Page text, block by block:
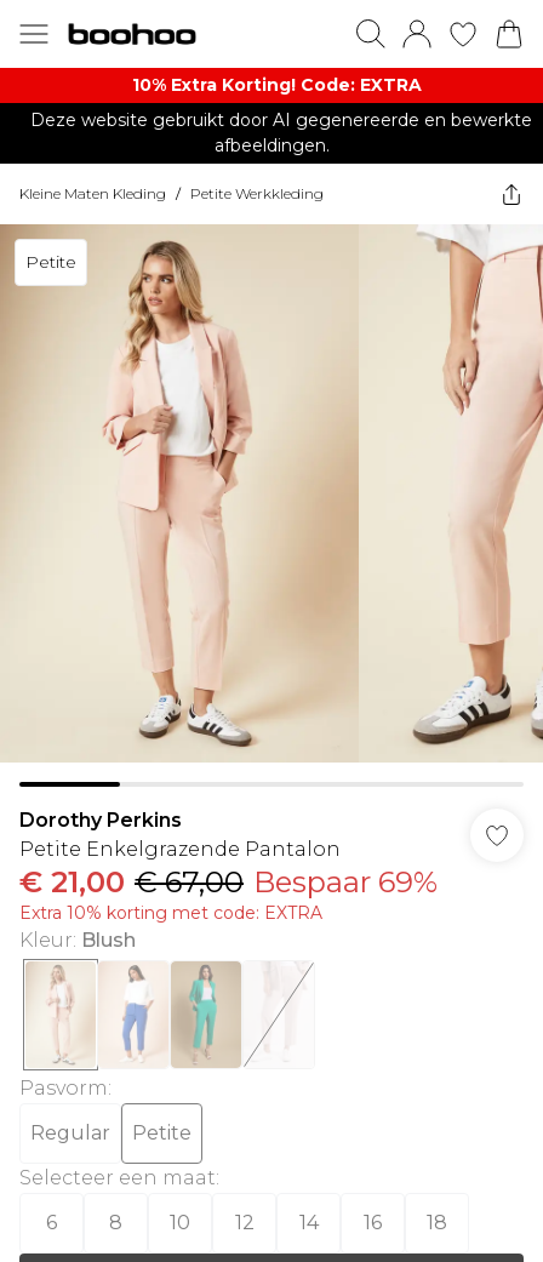
10% Extra Korting! Code: EXTRA​
Deze website gebruikt door AI gegenereerde en bewerkte
afbeeldingen.
Kleine Maten Kleding / Petite Werkkleding
Petite
Dorothy Perkins
Petite Enkelgrazende Pantalon
€ 21,00 € 67,00 Bespaar 69%
Extra 10% korting met code: EXTRA
Kleur: Blush
Pasvorm:
Regular
Petite
Selecteer een maat:
6
8 10 12 14 16 18